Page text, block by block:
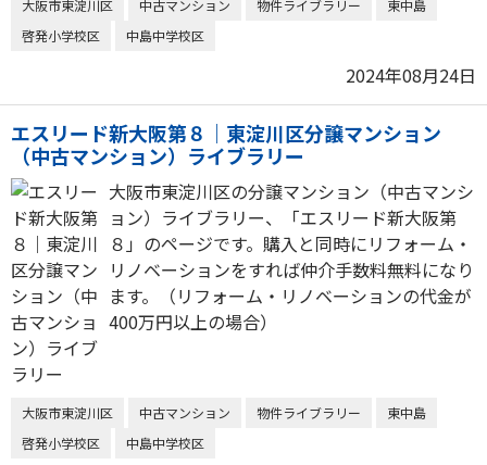
大阪市東淀川区 中古マンション 物件ライブラリー
東中島
啓発小学校区
中島中学校区
2024年08月24日
エスリード新大阪第８｜東淀川区分譲マンション
（中古マンション）ライブラリー
大阪市東淀川区の分譲マンション（中古マンシ
ョン）ライブラリー、「エスリード新大阪第
８」のページです。購入と同時にリフォーム・
リノベーションをすれば仲介手数料無料になり
ます。（リフォーム・リノベーションの代金が
400万円以上の場合）
大阪市東淀川区 中古マンション 物件ライブラリー
東中島
啓発小学校区
中島中学校区